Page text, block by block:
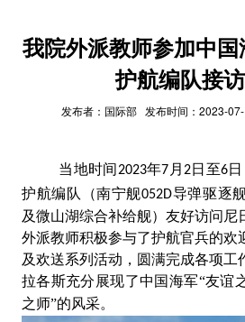
我院外派教师参加中
护航编队接
发布者：国际部 发布时间：2023-
当地时间2023年7 月 2日至6
护航编队（南宁舰052D导弹驱逐
及微山湖综合补给舰）友好访问尼
外派教师积极参与了护航官兵的欢
及欢送系列活动，圆满完成各项工
拉各斯充分展现了中国海军“友谊
之师”的风采。